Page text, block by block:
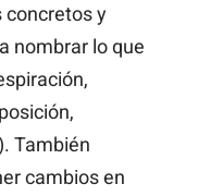
concretos y
nombrar lo que
También
cambios en